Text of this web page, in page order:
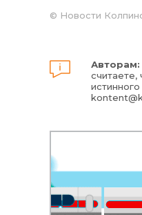
© Новости
Авторам:
считаете,